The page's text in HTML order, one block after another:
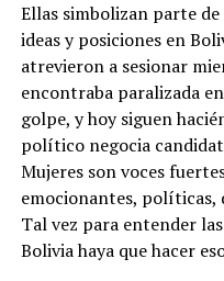
Ellas simbolizan parte
ideas y posiciones en
atrevieron a sesionar
encontraba paralizada
golpe, y hoy siguen
político negocia
Mujeres son voces
emocionantes, políticas,
Tal vez para entender
Bolivia haya que hacer